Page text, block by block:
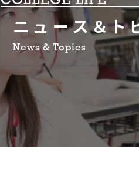
ニュース＆ト
News & Topics